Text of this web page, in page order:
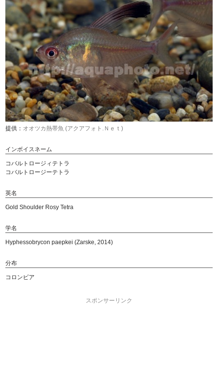
提供： オオツカ熱帯魚 (アクアフォト.Ｎｅｔ)
インボイスネーム
コバルトロージィテトラ
コバルトロージーテトラ
英名
Gold Shoulder Rosy Tetra
学名
Hyphessobrycon paepkei (Zarske, 2014)
分布
コロンビア
スポンサーリンク